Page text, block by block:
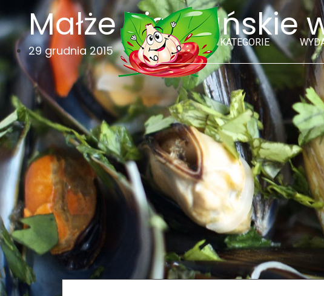
KATEGORIE
Małże hiszpańskie
29 grudnia 2015